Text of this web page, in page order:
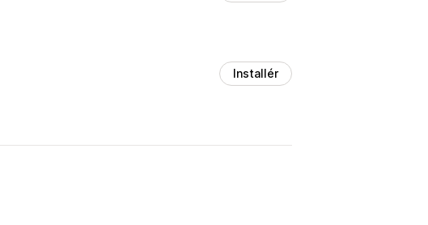
Installér